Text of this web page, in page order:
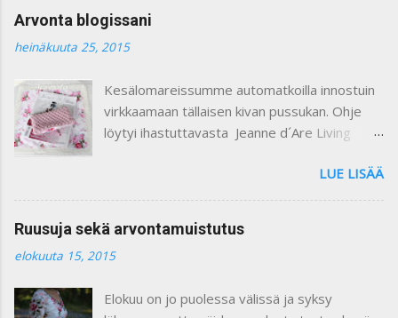
t
i
Arvonta blogissani
heinäkuuta 25, 2015
Kesälomareissumme automatkoilla innostuin
virkkaamaan tällaisen kivan pussukan. Ohje
löytyi ihastuttavasta Jeanne d´Are Living
lehtien sisustusjutut ovat todella ihastuttavia
ja niin kauniita. Lehdistä löytyy niin paljon
käyttäen keksiä oman kodin kaunistukseksi.
Paljon on tullutkin ostettua näitä lehtiä :) Yllä
virkkaamiseen. Vuoritin pussin kauniilla
LUE LISÄÄ
Ruusuja sekä arvontamuistutus
elokuuta 15, 2015
Elokuu on jo puolessa välissä ja syksy